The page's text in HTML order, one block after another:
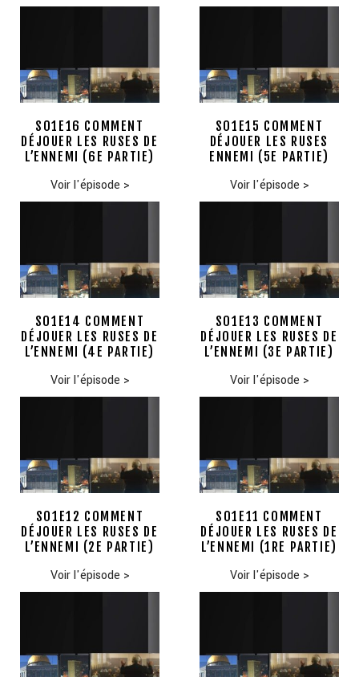
S01E16 COMMENT
DÉJOUER LES RUSES DE
L’ENNEMI (6E PARTIE)
Voir l'épisode >
S01E15 COMMENT
DÉJOUER LES RUSES
ENNEMI (5E PARTIE)
Voir l'épisode >
S01E14 COMMENT
DÉJOUER LES RUSES DE
L’ENNEMI (4E PARTIE)
Voir l'épisode >
S01E13 COMMENT
DÉJOUER LES RUSES DE
L’ENNEMI (3E PARTIE)
Voir l'épisode >
S01E12 COMMENT
DÉJOUER LES RUSES DE
L’ENNEMI (2E PARTIE)
Voir l'épisode >
S01E11 COMMENT
DÉJOUER LES RUSES DE
L’ENNEMI (1RE PARTIE)
Voir l'épisode >